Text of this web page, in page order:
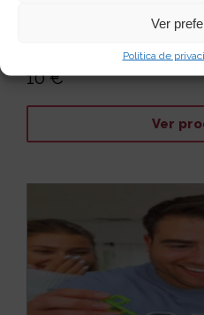
Ver
Política de
¡Sumérgete en la emoción
10 €
Ver